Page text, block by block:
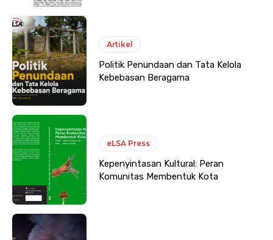
Artikel
Politik Penundaan dan Tata Kelola
Kebebasan Beragama
eLSA Press
Kepenyintasan Kultural: Peran
Komunitas Membentuk Kota